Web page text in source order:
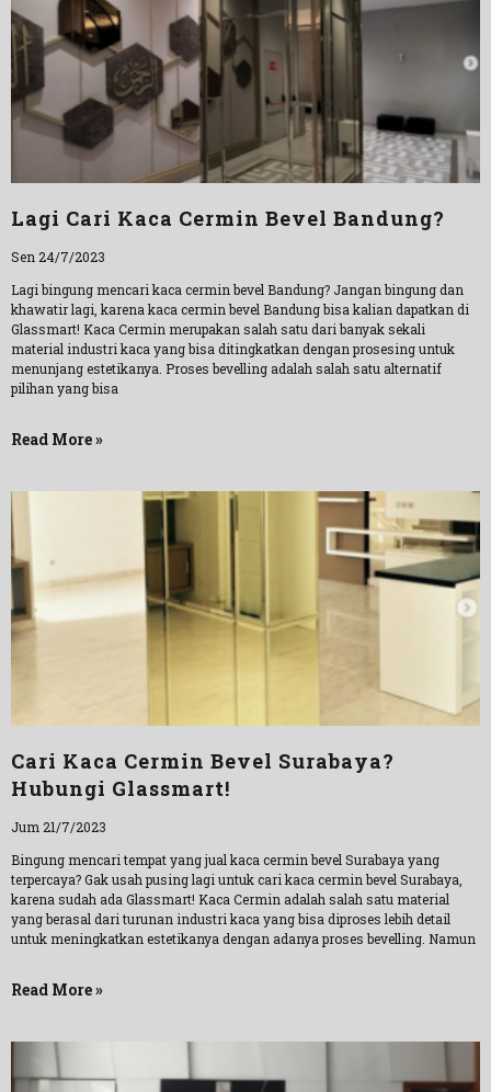
Lagi Cari Kaca Cermin Bevel Bandung?
Sen 24/7/2023
Lagi bingung mencari kaca cermin bevel Bandung? Jangan bingung dan
khawatir lagi, karena kaca cermin bevel Bandung bisa kalian dapatkan di
Glassmart! Kaca Cermin merupakan salah satu dari banyak sekali
material industri kaca yang bisa ditingkatkan dengan prosesing untuk
menunjang estetikanya. Proses bevelling adalah salah satu alternatif
pilihan yang bisa
Read More »
Cari Kaca Cermin Bevel Surabaya?
Hubungi Glassmart!
Jum 21/7/2023
Bingung mencari tempat yang jual kaca cermin bevel Surabaya yang
terpercaya? Gak usah pusing lagi untuk cari kaca cermin bevel Surabaya,
karena sudah ada Glassmart! Kaca Cermin adalah salah satu material
yang berasal dari turunan industri kaca yang bisa diproses lebih detail
untuk meningkatkan estetikanya dengan adanya proses bevelling. Namun
Read More »